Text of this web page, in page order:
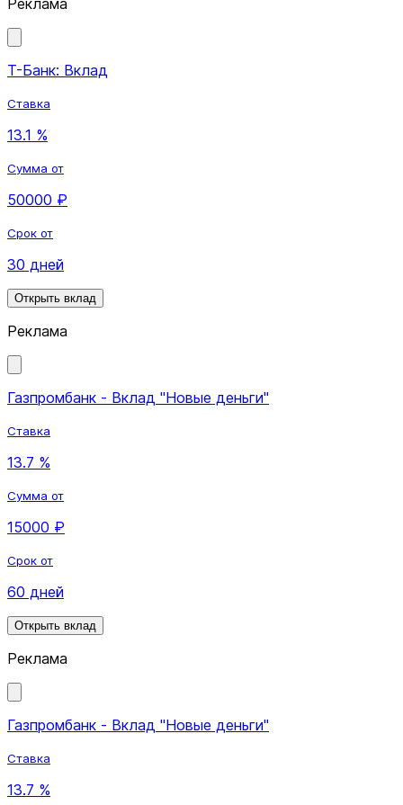
Т-Банк: Вклад
Ставка
13.1 %
Сумма от
50000 ₽
Срок от
30 дней
Открыть вклад
Реклама
Газпромбанк - Вклад "Новые деньги"
Ставка
13.7 %
Сумма от
15000 ₽
Срок от
60 дней
Открыть вклад
Реклама
Газпромбанк - Вклад "Новые деньги"
Ставка
13.7 %